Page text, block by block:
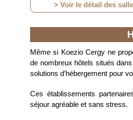
> Voir le détail des
Même si Koezio Cergy ne
de nombreux hôtels situés
solutions d’hébergement pour
Ces établissements
séjour agréable et sans stress.